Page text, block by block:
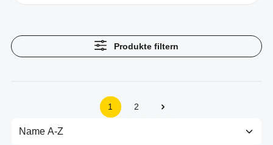
Produkte filtern
Seite
1
Seite
2